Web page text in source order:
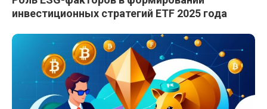
инвестиционных стратегий ETF 2025 года